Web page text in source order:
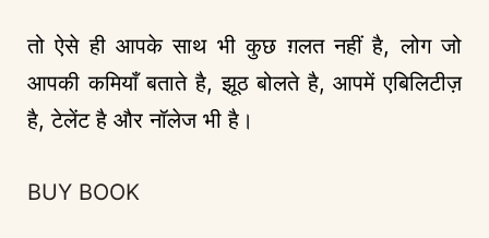
तो ऐसे ही आपके साथ भी कुछ ग़लत नहीं है, लोग जो
आपकी कमियाँ बताते है, झूठ बोलते है, आपमें एबिलिटीज़
है, टेलेंट है और नॉलेज भी है।
BUY BOOK